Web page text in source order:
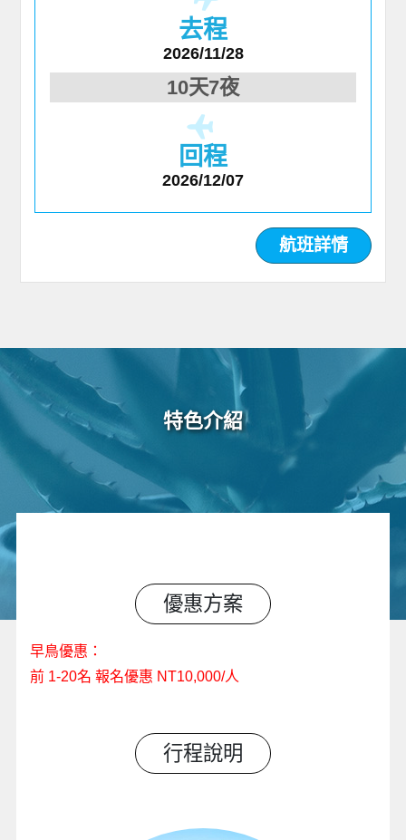
去程
2026/11/28
10天7夜
回程
2026/12/07
航班詳情
特色介紹
優惠方案
早鳥優惠：
前 1-20名 報名優惠 NT10,000/人
行程說明